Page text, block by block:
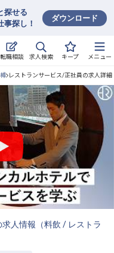
探せる
事探し！
ダウンロード
転職相談 求人検索 キープ メニュー
コラム
レストランサービス/正社員の求人詳細
求人情報（料飲 / レストラ